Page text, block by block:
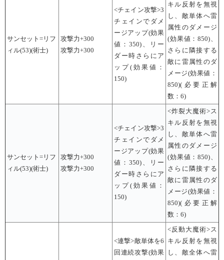
サンセット=リフ
ィル(53)(術士)
攻撃力+300
攻撃力+300
<チェイン攻撃>3
チェインでダメ
ージアップ(効果
値：350)、リー
ダー時さらにア
ップ(効果値：
150)
キル反射を無視
し、敵単体へ雷
属性のダメージ
(効果値：850)、
さらに隣接する
敵に雷属性のダ
メージ(効果値：
850)(必要正解
数：6)
サンセット=リフ
ィル(53)(術士)
攻撃力+300
攻撃力+300
<チェイン攻撃>3
チェインでダメ
ージアップ(効果
値：350)、リー
ダー時さらにア
ップ(効果値：
150)
<炸裂大魔術>ス
キル反射を無視
し、敵単体へ雷
属性のダメージ
(効果値：850)、
さらに隣接する
敵に雷属性のダ
メージ(効果値：
850)(必要正解
数：6)
<連撃>敵単体を6
回連続攻撃(効果
<反動大魔術>ス
キル反射を無視
し、敵全体へ雷